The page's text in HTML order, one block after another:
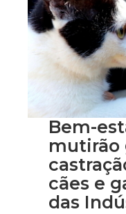
Bem-
mutirão
cães e
das